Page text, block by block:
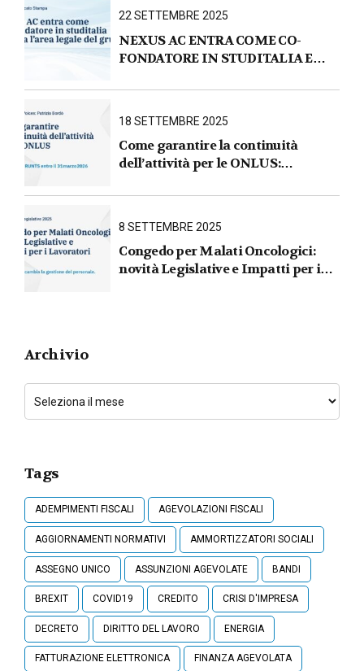
22 SETTEMBRE 2025
NEXUS AC ENTRA COME CO-
FONDATORE IN STUDITALIA E
GRUPPO
18 SETTEMBRE 2025
Come garantire la continuità
dell’attività per le ONLUS :
31 marzo 2026
8 SETTEMBRE 2025
Congedo per Malati Oncologici:
novità Legislative e Impatti per i
Archivio
Tags
ADEMPIMENTI FISCALI AGEVOLAZIONI FISCALI
AGGIORNAMENTI NORMATIVI AMMORTIZZATORI SOCIALI
ASSEGNO UNICO ASSUNZIONI AGEVOLATE BANDI
BREXIT COVID19 CREDITO CRISI D'IMPRESA
DECRETO DIRITTO DEL LAVORO ENERGIA
FATTURAZIONE ELETTRONICA FINANZA AGEVOLATA